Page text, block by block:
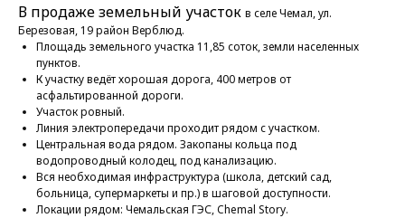
В продаже земельный участок в селе Чемал, ул.
Березовая, 19 район Верблюд.
Площадь земельного участка 11,85 соток, земли населенных
пунктов.
К участку ведёт хорошая дорога, 400 метров от
асфальтированной дороги.
Участок ровный.
Линия электропередачи проходит рядом с участком.
Центральная вода рядом. Закопаны кольца под
водопроводный колодец, под канализацию.
Вся необходимая инфраструктура (школа, детский сад,
больница, супермаркеты и пр.) в шаговой доступности.
Локации рядом: Чемальская ГЭС, Chemal Story.